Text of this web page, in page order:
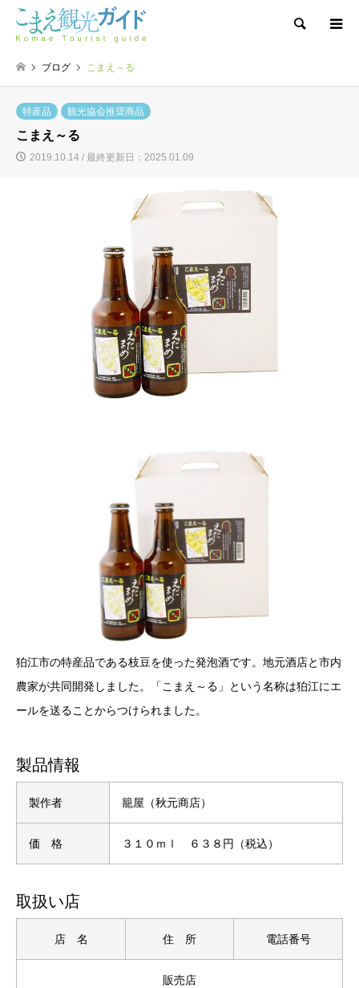
検索
ブログ こまえ～る
特産品
観光協会推奨商品
こまえ～る
2019.10.14 / 最終更新日：2025.01.09
狛江市の特産品である枝豆を使った発泡酒です。地元酒店と市内
農家が共同開発しました。「こまえ～る」という名称は狛江にエ
ールを送ることからつけられました。
製品情報
製作者 籠屋（秋元商店）
価 格 ３１０ｍｌ ６３８円（税込）
取扱い店
店 名 住 所 電話番号
販売店